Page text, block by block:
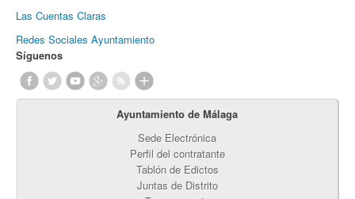
Las Cuentas Claras
Redes Sociales Ayuntamiento
Síguenos
Ayuntamiento de Málaga
Sede Electrónica
Perfil del contratante
Tablón de Edictos
Juntas de Distrito